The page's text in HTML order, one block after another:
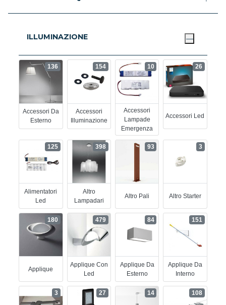
ILLUMINAZIONE
Accessori Da
Esterno
136
Accessori
Illuminazione
154
Accessori
Lampade
Emergenza
10
Accessori Led
26
Alimentatori
Led
125
Altro
Lampadari
398
Altro Pali
93
Altro Starter
3
Applique
180
Applique Con
Led
479
Applique Da
Esterno
84
Applique Da
Interno
151
3 27 14 108